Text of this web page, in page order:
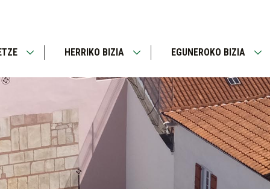
Open
HERRIKO BIZIA
Open
EGUNEROKO BIZIA
Open